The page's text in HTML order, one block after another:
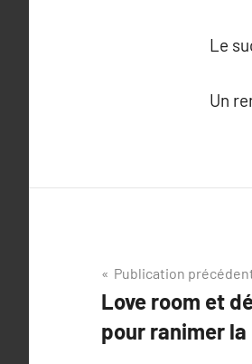
Le
Un
Navigation
de
l’article
Publication
Love room et
pour ranimer la